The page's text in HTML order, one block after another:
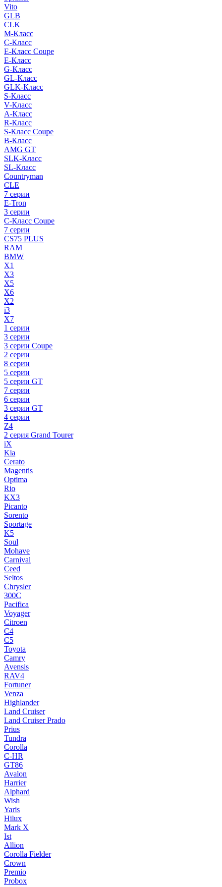
Vito
GLB
CLK
M-Класс
C-Класс
E-Класс Coupe
E-Класс
G-Класс
GL-Класс
GLK-Класс
S-Класс
V-Класс
A-Класс
R-Класс
S-Класс Сoupe
B-Класс
AMG GT
SLK-Класс
SL-Класс
Countryman
CLE
7 серии
E-Tron
3 серии
C-Класс Coupe
7 серии
CS75 PLUS
RAM
BMW
X1
X3
X5
X6
X2
i3
X7
1 серии
3 серии
3 серии Coupe
2 серии
8 серии
5 серии
5 серии GT
7 серии
6 серии
3 серии GT
4 серии
Z4
2 серия Grand Tourer
iX
Kia
Cerato
Magentis
Optima
Rio
KX3
Picanto
Sorento
Sportage
K5
Soul
Mohave
Carnival
Ceed
Seltos
Chrysler
300C
Pacifica
Voyager
Citroen
C4
C5
Toyota
Camry
Avensis
RAV4
Fortuner
Venza
Highlander
Land Cruiser
Land Cruiser Prado
Prius
Tundra
Corolla
C-HR
GT86
Avalon
Harrier
Alphard
Wish
Yaris
Hilux
Mark X
Ist
Allion
Corolla Fielder
Crown
Premio
Probox